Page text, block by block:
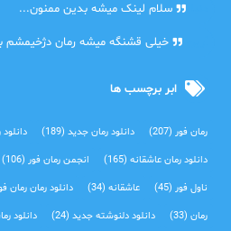
سلام لینک میشه بدین ممنون...
خیلی قشنگه میشه رمان دژخیمشم
ابر برچسب ها
رمان فور(207) دانلود رمان جدید(189) دانلود
دانلود رمان عاشقانه(165) انجمن رمان فور(106)
ناول فور(45) عاشقانه(34) دانلود رمان رمان
رمان(33) دانلود دلنوشته جدید(24) دانلود